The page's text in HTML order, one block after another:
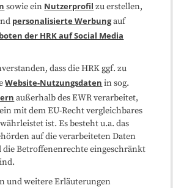
Impressum
sowie ein Nutzerprofil zu erstellen,
personalisierte Werbungauf
der HRK auf Social Media
dass die HRK ggf. zu
Website-Nutzungsdaten in sog.
außerhalb des EWR verarbeitet,
mit dem EU-Recht vergleichbares
ist. Es besteht u.a. das
auf die verarbeiteten Daten
Betroffenenrechte eingeschränkt
und weitere Erläuterungen